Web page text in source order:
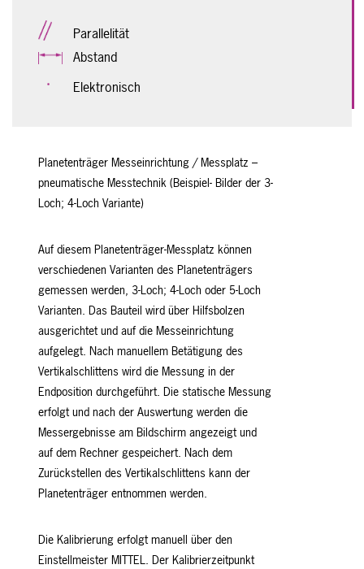
Parallelität
Abstand
Elektronisch
Planetenträger Messeinrichtung / Messplatz –
pneumatische Messtechnik (Beispiel- Bilder der 3-
Loch; 4-Loch Variante)
Auf diesem Planetenträger-Messplatz können
verschiedenen Varianten des Planetenträgers
gemessen werden, 3-Loch; 4-Loch oder 5-Loch
Varianten. Das Bauteil wird über Hilfsbolzen
ausgerichtet und auf die Messeinrichtung
aufgelegt. Nach manuellem Betätigung des
Vertikalschlittens wird die Messung in der
Endposition durchgeführt. Die statische Messung
erfolgt und nach der Auswertung werden die
Messergebnisse am Bildschirm angezeigt und
auf dem Rechner gespeichert. Nach dem
Zurückstellen des Vertikalschlittens kann der
Planetenträger entnommen werden.
Die Kalibrierung erfolgt manuell über den
Einstellmeister MITTEL. Der Kalibrierzeitpunkt